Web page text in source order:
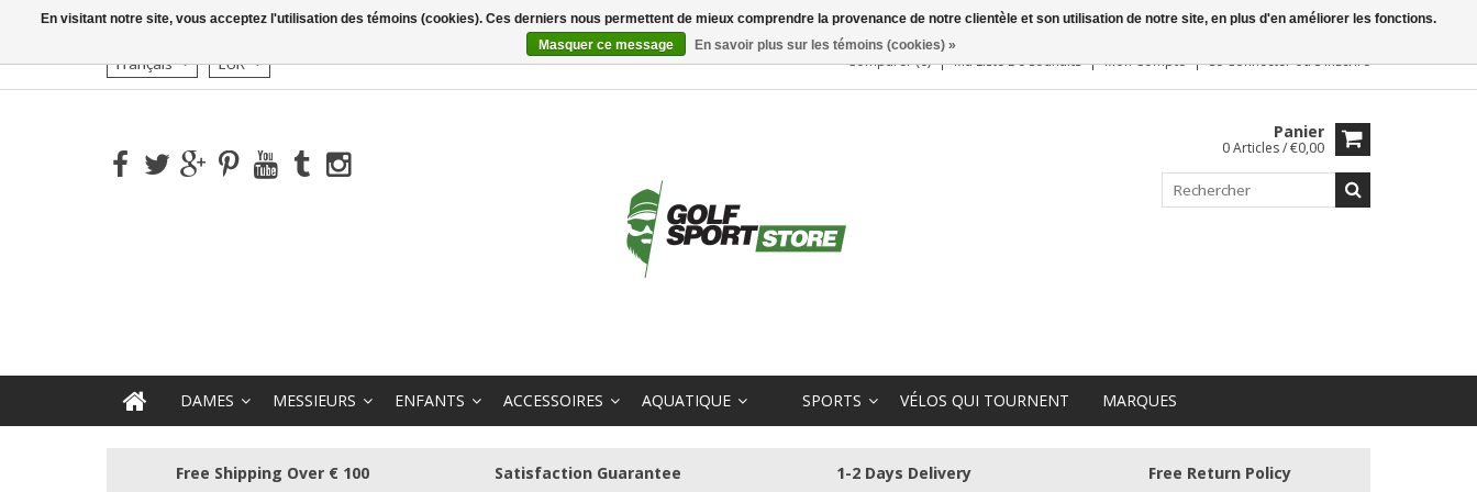
Français EUR Comparer (0) Ma Liste De Souhaits Mon Compte Se ConnecterouS'inscrire
Panier
0 Articles / €0,00
DAMES MESSIEURS ENFANTS ACCESSOIRES AQUATIQUE SPORTS VÉLOS QUI TOURNENT MARQUES
Free Shipping Over € 100 Satisfaction Guarantee 1-2 Days Delivery Free Return Policy
En visitant notre site, vous acceptez l'utilisation des témoins (cookies). Ces derniers nous permettent de mieux comprendre la provenance de notre clientèle et son utilisation de notre site, en plus d'en améliorer les fonctions.
Masquer ce message
En savoir plus sur les témoins (cookies) »